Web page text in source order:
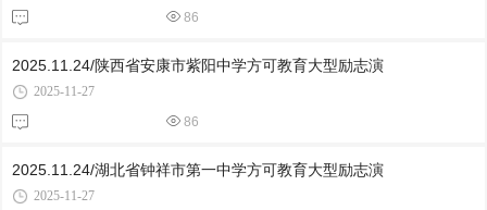
86
2025.11.24/陕西省安康市紫阳中学方可教育大型励志演
2025-11-27
86
2025.11.24/湖北省钟祥市第一中学方可教育大型励志演
2025-11-27